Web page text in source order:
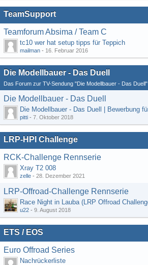
TeamSupport
Teamforum Absima / Team C
tc10 wer hat setup tipps für Teppich
mailman - 16. Februar 2016
Die Modellbauer - Das Duell
Das Forum zur TV-Sendung "Die Modellbauer - Das Duell"
Die Modellbauer - Das Duell
pitti - 7. Oktober 2018
LRP-HPI Challenge
RCK-Challenge Rennserie
Xray T2 008
zelle - 28. Dezember 2021
LRP-Offroad-Challenge Rennserie
u22 - 9. August 2018
ETS / EOS
Euro Offroad Series
Nachrückerliste